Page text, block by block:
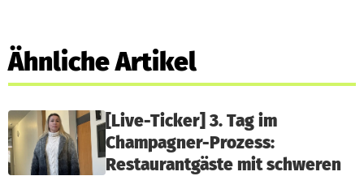
Ähnliche Artikel
[Live-Ticker] 3. Tag im
Champagner-Prozess:
Restaurantgäste mit schweren